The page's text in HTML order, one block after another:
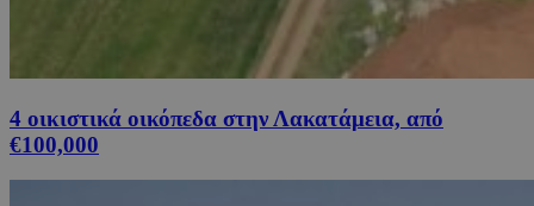
4 οικιστικά οικόπεδα στην Λακατάμεια, από
€100,000